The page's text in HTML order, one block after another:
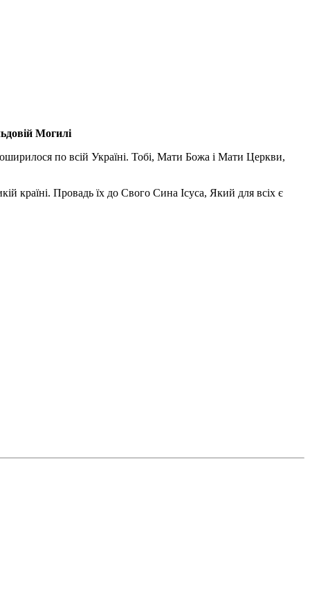
Могилі
по всій Україні. Тобі, Мати Божа і Мати Церкви,
країні. Провадь їх до Свого Сина Ісуса, Який для всіх є